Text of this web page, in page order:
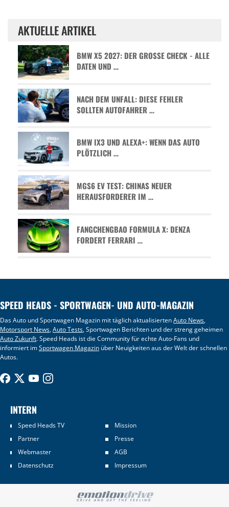
AKTUELLE ARTIKEL
BMW X5 2027: DER GROSSE CHECK - ALLE D
ATEN UND …
NACH DEM UNFALL: DIESE FEHLER
SOLLTEN AUTOFAHRER …
BMW IX3 UND ALEXA+: WENN DAS AUTO
PLÖTZLICH …
MGS6 EV TEST: CHINAS NEUER
HERAUSFORDERER IM …
FANGCHENGBAO FORMULA X: DENZA
FORDERT FERRARI …
SPEED HEADS - SPORTWAGEN- UND AUTO-MAGAZIN
Das Auto und Sportwagen Magazin mit täglich aktualisiertenAuto News,
Motorsport News,Auto Tests, Sportwagen Berichten und der streng geheimen
Auto Zukunft. Speed Heads ist die Community für echte Auto-Fans und
informiert imSportwagen Magazin über Neuigkeiten aus der Welt der schnellen
Autos.
INTERN
Speed Heads TV
Mission
Partner
Presse
Webmaster
AGB
Datenschutz
Impressum